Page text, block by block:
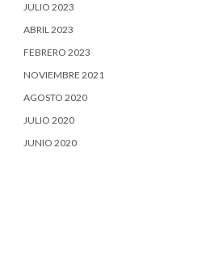
JULIO 2023
ABRIL 2023
FEBRERO 2023
NOVIEMBRE 2021
AGOSTO 2020
JULIO 2020
JUNIO 2020